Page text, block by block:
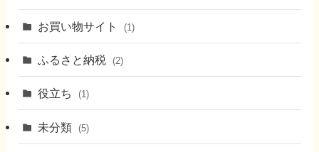
お買い物サイト (1)
ふるさと納税 (2)
役立ち (1)
未分類 (5)